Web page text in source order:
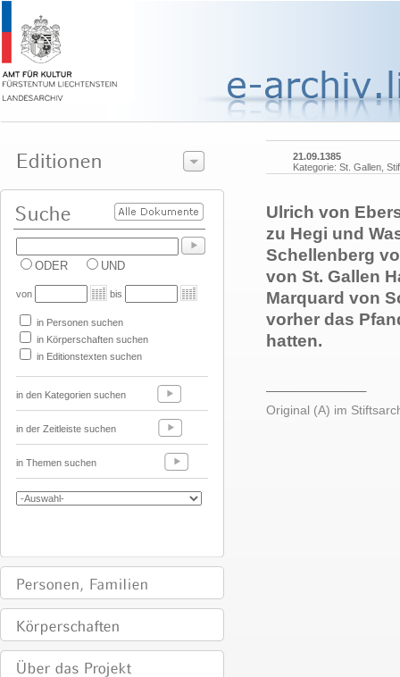
ODER UND
von bis
in Personen suchen
in Körperschaften suchen
in Editionstexten suchen
in den Kategorien suchen
in der Zeitleiste suchen
in Themen suchen
21.09.1385
Kategorie: St. Gallen,
Ulrich von
zu Hegi und
Schellenberg
von St. Gallen
Marquard von
vorher das
hatten.
Original (A) im